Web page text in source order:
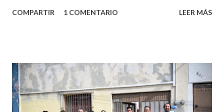
partes de ti que jamás hubieras imaginado. El problema es
conoces ni la mitad de lo que deberías saber. Pero incluso
quienes ya han tenido relaciones sexuales no son expertos
o expertas en el tema. Siempre hay algo nuevo que
COMPARTIR 1 COMENTARIO LEER MÁS